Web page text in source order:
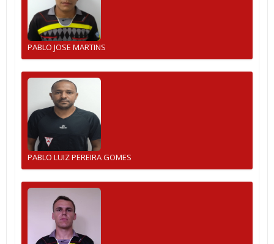
PABLO JOSE MARTINS
PABLO LUIZ PEREIRA GOMES